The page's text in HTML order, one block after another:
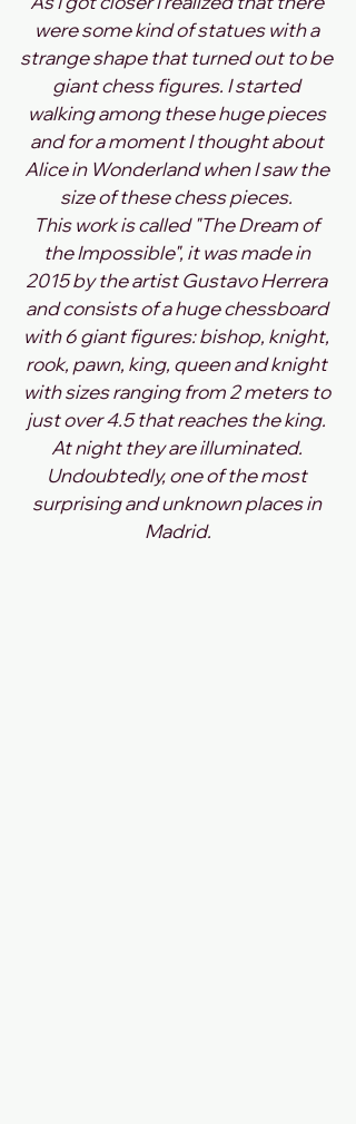
were some kind of statues with a
strange shape that turned out to be
giant chess figures. I started
walking among these huge pieces
and for a moment I thought about
Alice in Wonderland when I saw the
size of these chess pieces.
This work is called "The Dream of
the Impossible", it was made in
2015 by the artist Gustavo Herrera
and consists of a huge chessboard
with 6 giant figures: bishop, knight,
rook, pawn, king, queen and knight
with sizes ranging from 2 meters to
just over 4.5 that reaches the king.
At night they are illuminated.
Undoubtedly, one of the most
surprising and unknown places in
Madrid.